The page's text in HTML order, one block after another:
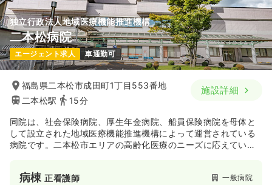
独立行政法人地域医療機能推進機構
二本松病院
エージェント求人 車通勤可
福島県二本松市成田町1丁目553番地
二本松駅
15分
施設詳細
同院は、社会保険病院、厚生年金病院、船員保険病院を母体と
して設立された地域医療機能推進機構によって運営されている
病院です。二本松市エリアの高齢化医療のニーズに応えていま
病棟正看護師 一般病院